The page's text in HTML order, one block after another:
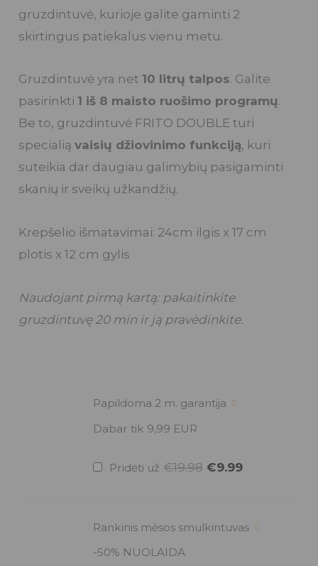
gruzdintuvė, kurioje galite gaminti 2
skirtingus patiekalus vienu metu.
Gruzdintuvė yra net10 litrų talpos. Galite
pasirinkti1 iš 8 maisto ruošimo programų.
Be to, gruzdintuvė FRITO DOUBLE turi
specialiąvaisių džiovinimo funkciją, kuri
suteikia dar daugiau galimybių pasigaminti
skanių ir sveikų užkandžių.
Krepšelio išmatavimai: 24cm ilgis x 17 cm
plotis x 12 cm gylis
Naudojant pirmą kartą: pakaitinkite
gruzdintuvę 20 min ir ją pravėdinkite.
Papildoma 2 m. garantija
Dabar tik 9,99 EUR
Pridėti už €19.98
Original
price
€9.99
Rankinis mėsos smulkintuvas
-50% NUOLAIDA
Original
price
Current
price